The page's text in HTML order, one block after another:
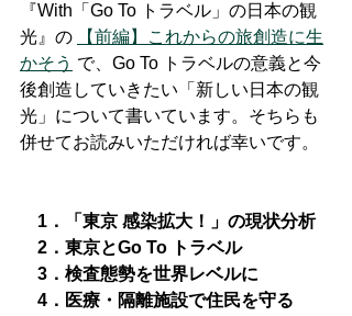
『With「Go To トラベル」の日本の観
光』の
【前編】これからの旅創造に生
かそう で、Go To トラベルの意義と今
後創造していきたい「新しい日本の観
光」について書いています。そちらも
併せてお読みいただければ幸いです。
1．「東京 感染拡大！」の現状分析
2．東京とGo To トラベル
3．検査態勢を世界レベルに
4．医療・隔離施設で住民を守る